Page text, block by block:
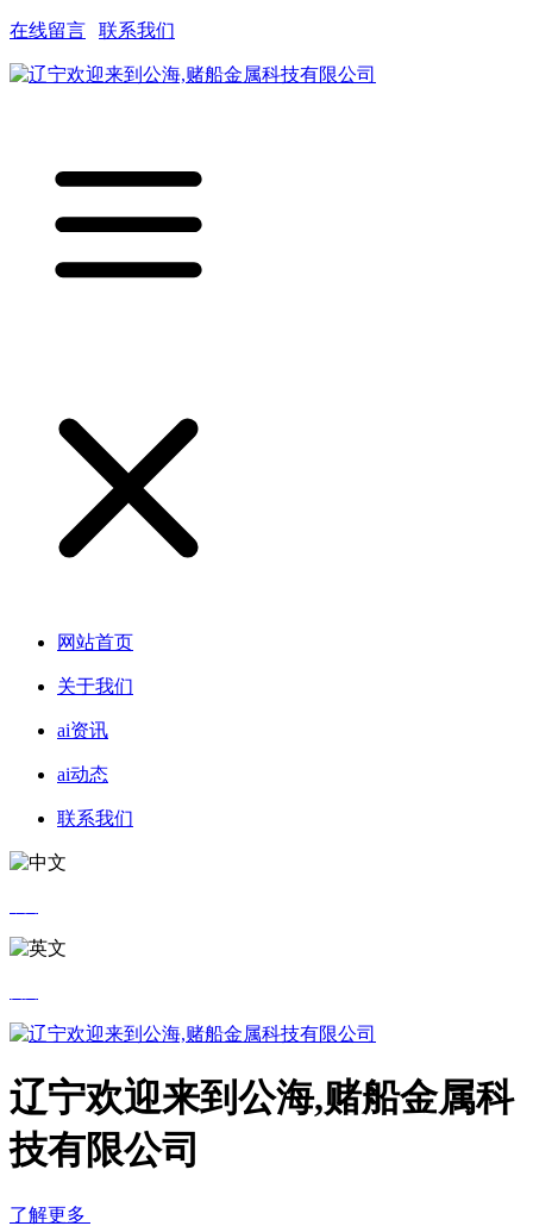
在线留言 联系我们
网站首页
关于我们
ai资讯
ai动态
联系我们
辽宁欢迎来到公海,赌船金属科
技有限公司
了解更多